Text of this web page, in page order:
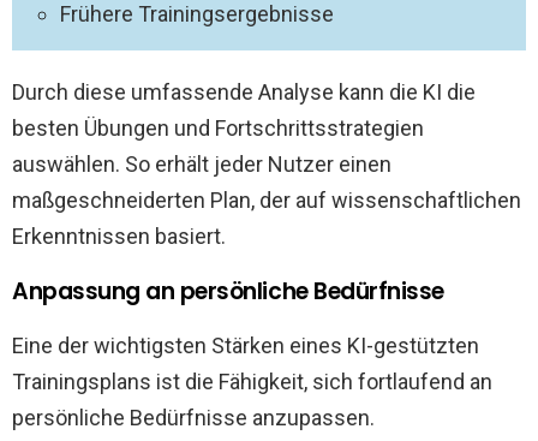
Frühere Trainingsergebnisse
Durch diese umfassende Analyse kann die KI die
besten Übungen und Fortschrittsstrategien
auswählen. So erhält jeder Nutzer einen
maßgeschneiderten Plan, der auf wissenschaftlichen
Erkenntnissen basiert.
Anpassung an persönliche Bedürfnisse
Eine der wichtigsten Stärken eines KI-gestützten
Trainingsplans ist die Fähigkeit, sich fortlaufend an
persönliche Bedürfnisse anzupassen.